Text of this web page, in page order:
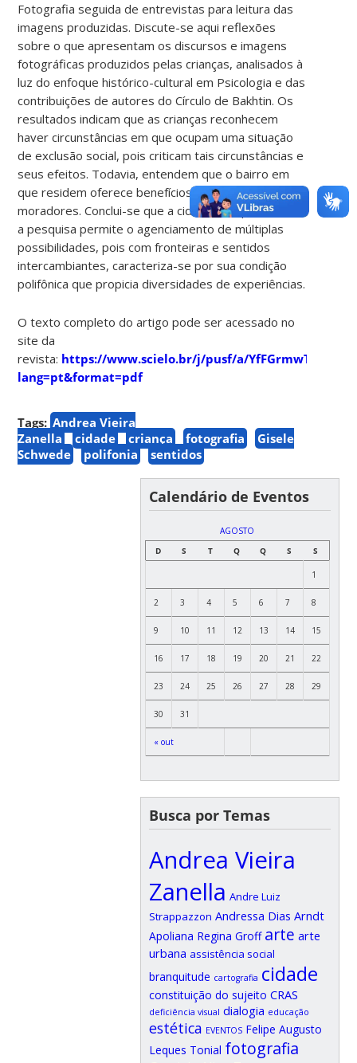
Fotografia seguida de entrevistas para leitura das
imagens produzidas. Discute-se aqui reflexões
sobre o que apresentam os discursos e imagens
fotográficas produzidos pelas crianças, analisados à
luz do enfoque histórico-cultural em Psicologia e das
contribuições de autores do Círculo de Bakhtin. Os
resultados indicam que as crianças reconhecem
haver circunstâncias em que ocupam uma situação
de exclusão social, pois criticam tais circunstâncias e
seus efeitos. Todavia, entendem que o bairro em
que residem oferece benefícios para seus
moradores. Conclui-se que a cidade em que se deu
a pesquisa permite o agenciamento de múltiplas
possibilidades, pois com fronteiras e sentidos
intercambiantes, caracteriza-se por sua condição
polifônica que propicia diversidades de experiências.
O texto completo do artigo pode ser acessado no
site da
revista: https://www.scielo.br/j/pusf/a/
lang=pt&format=pdf
Tags: Andrea Vieira
Zanella
cidade criança fotografia
Gisele
Schwede
polifonia sentidos
Calendário de Eventos
AGOSTO
D
S T Q Q S S
« out
1
2 3 4 5 6 7 8
9 10 11 12 13 14 15
16 17 18 19 20 21 22
23 24 25 26 27 28 29
30 31
Busca por Temas
Andrea Vieira
Zanella Andre Luiz
Strappazzon Andressa Dias Arndt
Apoliana Regina Groff arte arte
urbana assistência social
branquitude cartografia cidade
constituição do sujeito CRAS
deficiência visual dialogia educação
estética EVENTOS Felipe Augusto
Leques Tonial fotografia